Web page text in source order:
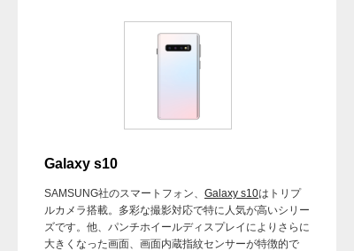
Galaxy s10
SAMSUNG社のスマートフォン、 Galaxy s10はトリプ
ルカメラ搭載。多彩な撮影対応で特に人気が高いシリー
ズです。他、パンチホイールディスプレイによりさらに
大きくなった画面、画面内蔵指紋センサーが特徴的で